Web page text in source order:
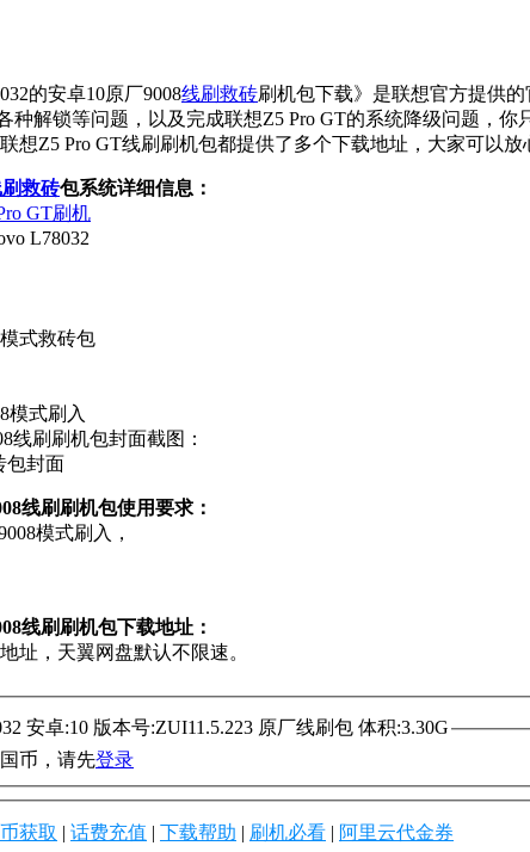
的安卓10原厂9008线刷救砖刷机包下载》是联想官方提供
种解锁等问题，以及完成联想Z5 Pro GT的系统降级问题，
想Z5 Pro GT线刷刷机包都提供了多个下载地址，大家可以
救砖包系统详细信息：
GT刷机
L78032
式救砖包
模式刷入
线刷刷机包封面截图：
线刷刷机包使用要求：
模式刷入，
线刷刷机包下载地址：
址，天翼网盘默认不限速。
安卓:10 版本号:ZUI11.5.223 原厂线刷包 体积:3.30G
币，请先登录
获取 | 话费充值 | 下载帮助 | 刷机必看 | 阿里云代金券